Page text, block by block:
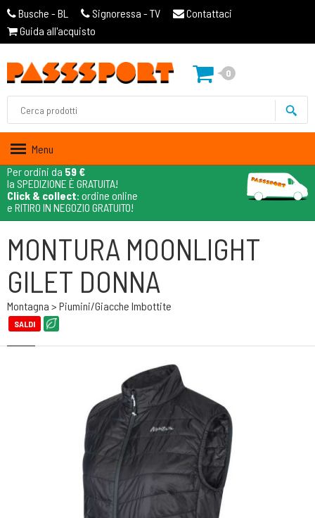
Busche - BL Signoressa - TV
Contattaci
Guida all'acquisto
0
Menu
Per ordini da 59 €
la SPEDIZIONE È GRATUITA!
Click & collect: ordine online
e RITIRO IN NEGOZIO GRATUITO!
MONTURA MOONLIGHT
GILET DONNA
Montagna > Piumini/giacche Imbottite
SALDI